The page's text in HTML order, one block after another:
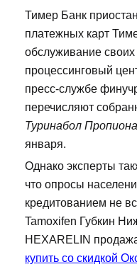
Тимер Банк
платежных карт
обслуживание
процессинговый
пресс-службе
перечисляют
Туринабол
января.
Однако эксперты
что опросы
кредитованием не
Tamoxifen Губкин
HEXARELIN
купить со скидкой